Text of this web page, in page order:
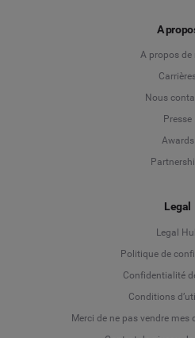
A
A propos de
Nous
Presse
Awards
Legal
Legal
Politique de
Confidentialité
Conditions
Merci de ne pas vendre mes